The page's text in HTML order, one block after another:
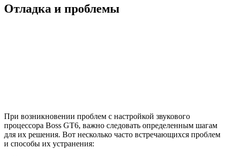
Отладка и проблемы
При возникновении проблем с настройкой звукового
процессора Boss GT6, важно следовать определенным шагам
для их решения. Вот несколько часто встречающихся проблем
и способы их устранения: